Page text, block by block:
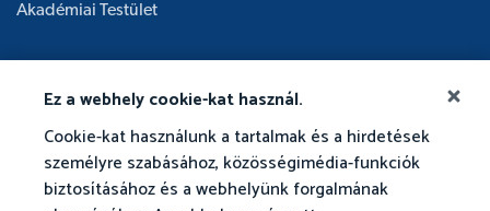
Ez a webhely cookie-kat használ.
Cookie-kat használunk a tartalmak és a hirdetések
személyre szabásához, közösségimédia-funkciók
biztosításához és a webhelyünk forgalmának
Akadémiai Testület